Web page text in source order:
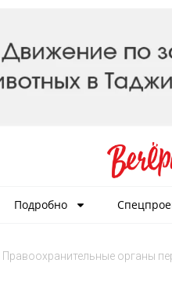
Подробно
Правоохранительные органы